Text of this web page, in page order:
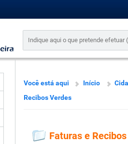
Você está aqui Início
Recibos Verdes
Faturas e